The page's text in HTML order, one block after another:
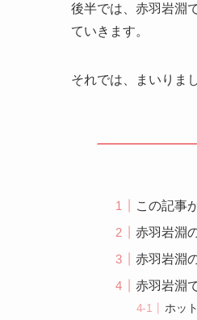
後半では、赤羽岩淵
ていきます。
それでは、まいりま
この記事
赤羽岩淵
赤羽岩淵
赤羽岩淵
ホッ